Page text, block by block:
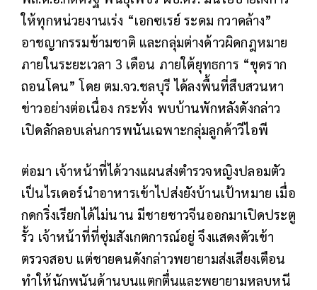
ให้ทุกหน่วยงานเร่ง “เอกซเรย์ ระดม กวาดล้าง”
อาชญากรรมข้ามชาติ และกลุ่มต่างด้าวผิดกฎหมาย
ภายในระยะเวลา 3 เดือน ภายใต้ยุทธการ “ขุดราก
ถอนโคน” โดย ตม.จว.ชลบุรี ได้ลงพื้นที่สืบสวนหา
ข่าวอย่างต่อเนื่อง กระทั่ง พบบ้านพักหลังดังกล่าว
เปิดลักลอบเล่นการพนันเฉพาะกลุ่มลูกค้าวีไอพี
ต่อมา เจ้าหน้าที่ได้วางแผนส่งตำรวจหญิงปลอมตัว
เป็นไรเดอร์นำอาหารเข้าไปส่งยังบ้านเป้าหมาย เมื่อ
กดกริ่งเรียกได้ไม่นาน มีชายชาวจีนออกมาเปิดประตู
รั้ว เจ้าหน้าที่ที่ซุ่มสังเกตการณ์อยู่ จึงแสดงตัวเข้า
ตรวจสอบ แต่ชายคนดังกล่าวพยายามส่งเสียงเตือน
ทำให้นักพนันด้านบนแตกตื่นและพยายามหลบหนี